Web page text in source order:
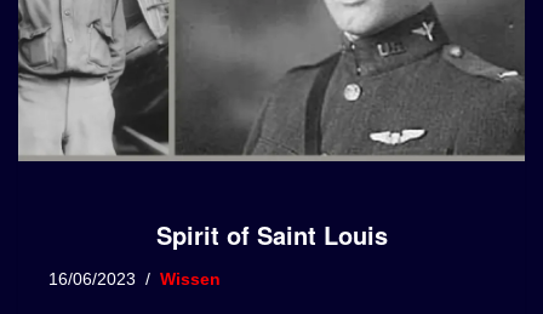
Spirit of Saint Louis
16/06/2023 Wissen